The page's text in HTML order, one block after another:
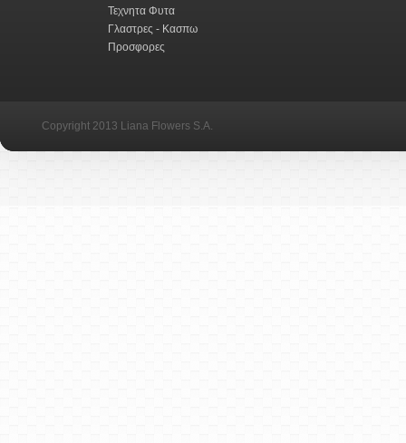
Τεχνητα Φυτα
Γλαστρες - Κασπω
Προσφορες
Copyright 2013 Liana Flowers S.A.